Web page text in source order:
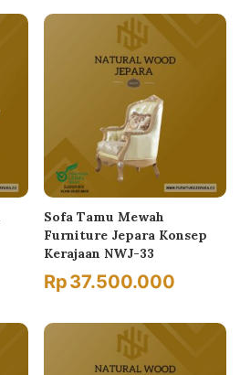
Sofa Tamu Mewah
Furniture Jepara Konsep
Kerajaan NWJ-33
Rp37.500.000